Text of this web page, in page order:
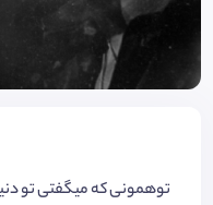
توهمونی که میگفتی تو